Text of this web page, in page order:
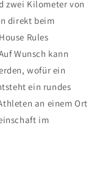
zwei Kilometer von
direkt beim
Rules
Wunsch kann
wofür ein
ein rundes
an einem Ort
im